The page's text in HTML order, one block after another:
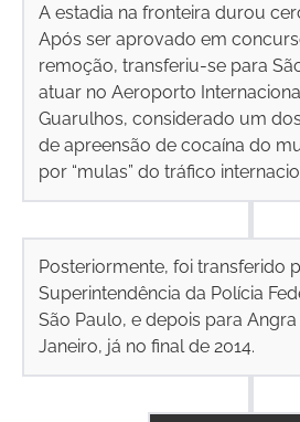
A estadia na fronteira durou
Após ser aprovado em
remoção, transferiu-se para
atuar no Aeroporto
Guarulhos, considerado um
de apreensão de cocaína do
por “mulas” do tráfico
Posteriormente, foi transferido
Superintendência da Polícia
São Paulo, e depois para
Janeiro, já no final de 2014.